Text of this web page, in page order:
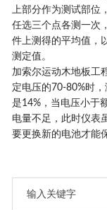
上部分作为测试部位
任选三个点各测一次
件上测得的平均值，
测定值。
加索尔运动木地板工
定电压的70-80%时
是14%，当电压小于
电量不足，此时仪表
要更换新的电池才能